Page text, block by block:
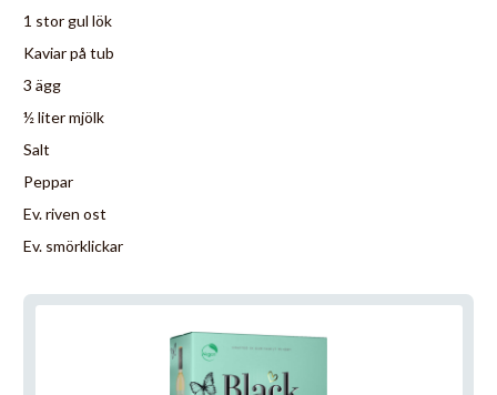
1 stor gul lök
Kaviar på tub
3 ägg
½ liter mjölk
Salt
Peppar
Ev. riven ost
Ev. smörklickar